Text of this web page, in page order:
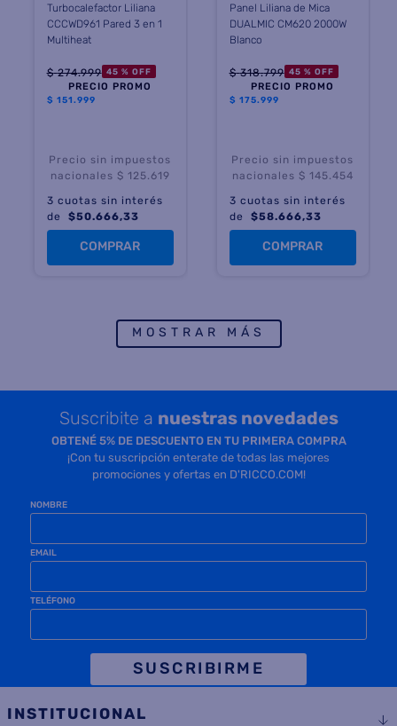
Turbocalefactor Liliana
CCCWD961 Pared 3 en 1
Multiheat
$ 274.999 45 % OFF
PRECIO PROMO
$ 151.999
Precio sin impuestos
nacionales $ 125.619
3 cuotas sin interés
de $50.666,33
COMPRAR
Panel Liliana de Mica
DUALMIC CM620 2000W
Blanco
$ 318.799 45 % OFF
PRECIO PROMO
$ 175.999
Precio sin impuestos
nacionales $ 145.454
3 cuotas sin interés
de $58.666,33
COMPRAR
MOSTRAR MÁS
Suscribite a nuestras novedades
OBTENÉ 5% DE DESCUENTO EN TU PRIMERA COMPRA
¡Con tu suscripción enterate de todas las mejores
promociones y ofertas en D'RICCO.COM!
NOMBRE
EMAIL
TELÉFONO
SUSCRIBIRME
INSTITUCIONAL